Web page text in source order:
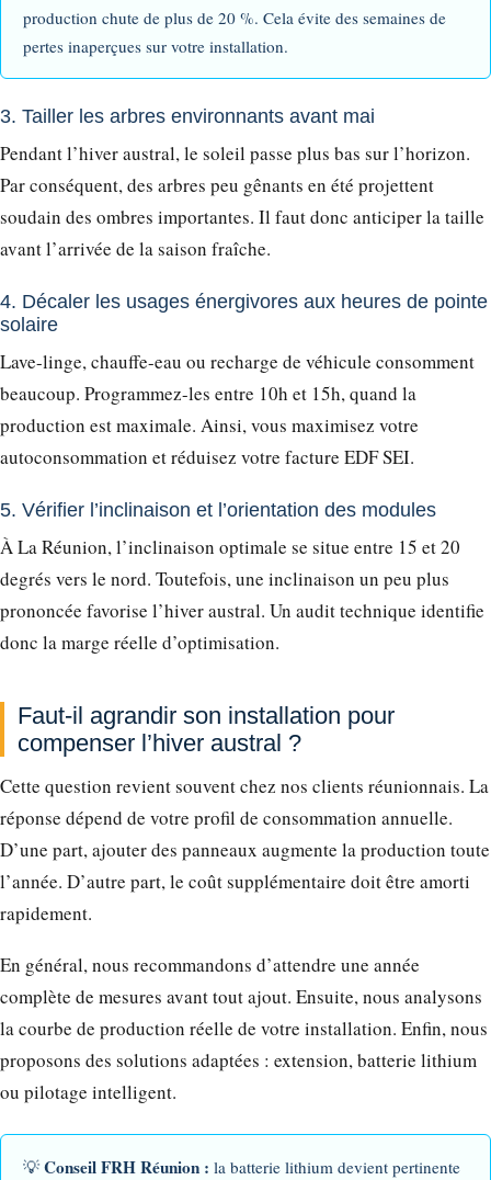
production chute de plus de 20 %. Cela évite des semaines de
pertes inaperçues sur votre installation.
3. Tailler les arbres environnants avant mai
Pendant l’hiver austral, le soleil passe plus bas sur l’horizon.
Par conséquent, des arbres peu gênants en été projettent
soudain des ombres importantes. Il faut donc anticiper la taille
avant l’arrivée de la saison fraîche.
4. Décaler les usages énergivores aux heures de pointe
solaire
Lave-linge, chauffe-eau ou recharge de véhicule consomment
beaucoup. Programmez-les entre 10h et 15h, quand la
production est maximale. Ainsi, vous maximisez votre
autoconsommation et réduisez votre facture EDF SEI.
5. Vérifier l’inclinaison et l’orientation des modules
À La Réunion, l’inclinaison optimale se situe entre 15 et 20
degrés vers le nord. Toutefois, une inclinaison un peu plus
prononcée favorise l’hiver austral. Un audit technique identifie
donc la marge réelle d’optimisation.
Faut-il agrandir son installation pour
compenser l’hiver austral ?
Cette question revient souvent chez nos clients réunionnais. La
réponse dépend de votre profil de consommation annuelle.
D’une part, ajouter des panneaux augmente la production toute
l’année. D’autre part, le coût supplémentaire doit être amorti
rapidement.
En général, nous recommandons d’attendre une année
complète de mesures avant tout ajout. Ensuite, nous analysons
la courbe de production réelle de votre installation. Enfin, nous
proposons des solutions adaptées : extension, batterie lithium
ou pilotage intelligent.
💡 Conseil FRH Réunion : la batterie lithium devient pertinente